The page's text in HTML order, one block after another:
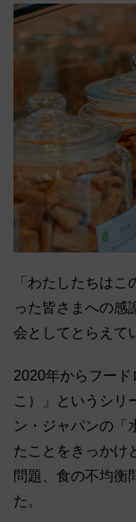
「わたしたちは
った皆さまへの感
会としてとらえて
2020年からフー
こ）」というシリ
ン・ジャパンの「
たことをきっかけ
問題、食の不均衡
た。